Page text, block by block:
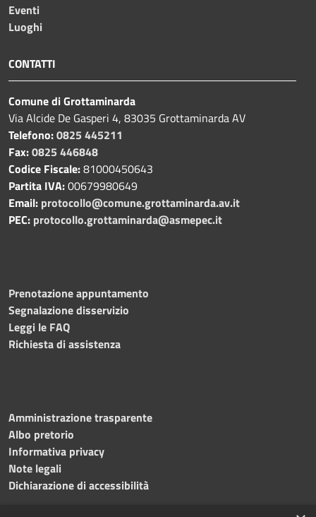
Eventi
Luoghi
CONTATTI
Comune di Grottaminarda
Via Alcide De Gasperi 4, 83035 Grottaminarda AV
Telefono:0825 445211
Fax:0825 446848
Codice Fiscale:81000450643
Partita IVA:00679980649
Email: protocollo@comune.grottaminarda.av.it
PEC: protocollo.grottaminarda@asmepec.it
Prenotazione appuntamento
Segnalazione disservizio
Leggi le FAQ
Richiesta di assistenza
Amministrazione trasparente
Albo pretorio
Informativa privacy
Note legali
Dichiarazione di accessibilità